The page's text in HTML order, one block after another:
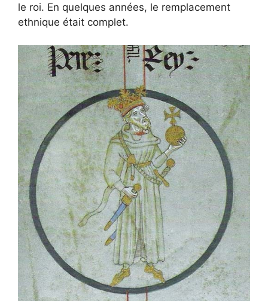
le roi. En quelques années, le remplacement
ethnique était complet.